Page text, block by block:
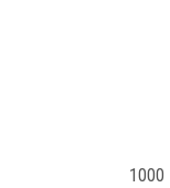
معامل التنسيق الإلكتروني تستقبل أكثر من 1000